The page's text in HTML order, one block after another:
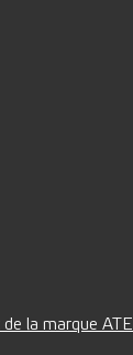
la marque ATE